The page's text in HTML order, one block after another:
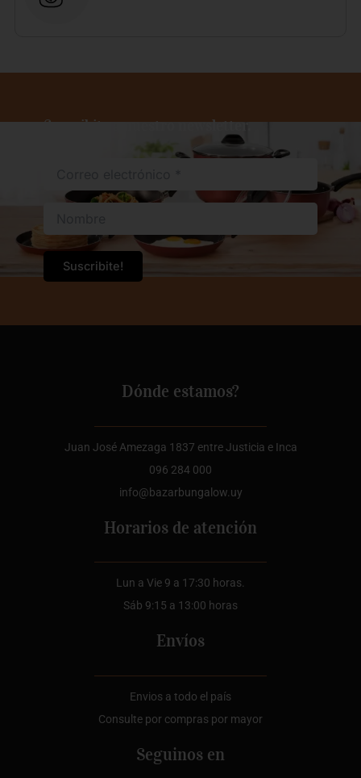
Suscribite a nuestro newsletter.
Dónde estamos?
Juan José Amezaga 1837 entre Justicia e Inca
096 284 000
info@bazarbungalow.uy
Horarios de atención
Lun a Vie 9 a 17:30 horas.
Sáb 9:15 a 13:00 horas
Envíos
Envios a todo el país
Consulte por compras por mayor
Seguinos en